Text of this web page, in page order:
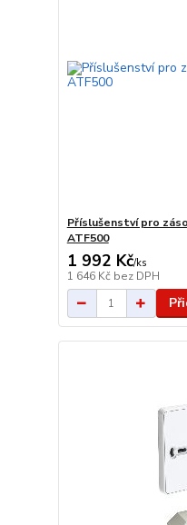
Příslušenství pro
ATF500
1 992 Kč/ks
1 646 Kč bez DPH